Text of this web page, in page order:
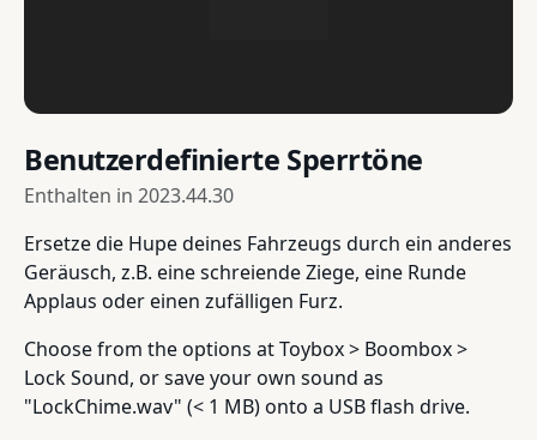
Benutzerdefinierte Sperrtöne
Enthalten in 2023.44.30
Ersetze die Hupe deines Fahrzeugs durch ein anderes
Geräusch, z.B. eine schreiende Ziege, eine Runde
Applaus oder einen zufälligen Furz.
Choose from the options at Toybox > Boombox >
Lock Sound, or save your own sound as
"LockChime.wav" (< 1 MB) onto a USB flash drive.